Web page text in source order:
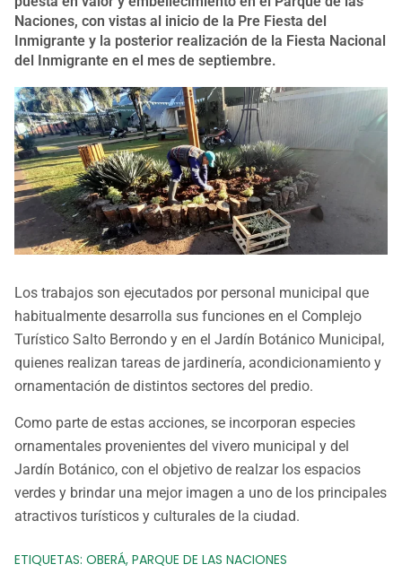
Naciones, con vistas al inicio de la Pre Fiesta del
Inmigrante y la posterior realización de la Fiesta Nacional
del Inmigrante en el mes de septiembre.
Los trabajos son ejecutados por personal municipal que
habitualmente desarrolla sus funciones en el Complejo
Turístico Salto Berrondo y en el Jardín Botánico Municipal,
quienes realizan tareas de jardinería, acondicionamiento y
ornamentación de distintos sectores del predio.
Como parte de estas acciones, se incorporan especies
ornamentales provenientes del vivero municipal y del
Jardín Botánico, con el objetivo de realzar los espacios
verdes y brindar una mejor imagen a uno de los principales
atractivos turísticos y culturales de la ciudad.
ETIQUETAS: OBERÁ, PARQUE DE LAS NACIONES